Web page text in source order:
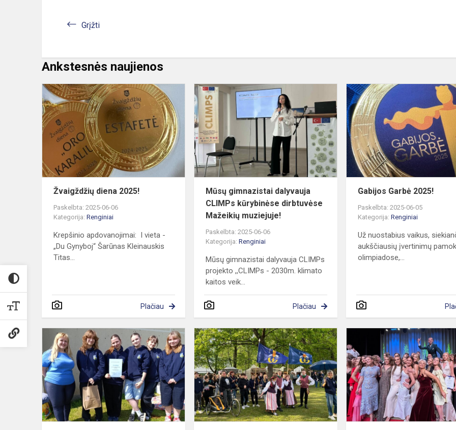
Grįžti
Ankstesnės naujienos
Žvaigždžių
diena
2025!
Žvaigždžių diena 2025!
Paskelbta: 2025-06-06
Kategorija: Renginiai
Krepšinio apdovanojimai: I vieta -
„Du Gynyboj“ Šarūnas Kleinauskis
Titas...
Plačiau
Mūsų
gimnazistai
dalyvauja
CLIMPs
kūrybinėse
dirbtuvėse
Maž...
Mūsų gimnazistai dalyvauja
CLIMPs kūrybinėse dirbtuvėse
Mažeikių muziejuje!
Paskelbta: 2025-06-06
Kategorija:Renginiai
Mūsų gimnazistai dalyvauja CLIMPs
projekto ,,CLIMPs - 2030m. klimato
kaitos veik...
Plačiau
Gabijos Garbė 2025!
Paskelbta: 2025-06-05
Kategorija:Renginiai
Už nuostabius vaikus,
aukščiausių įvertinimų
olimpiadose,...
Gabijiečiai
dalyvavo
rajoniniame
pirmosios
pagalbos
praktin...
Gabijiečiai
miesto
šventėje
„Miestas
vingyje
Ventos”